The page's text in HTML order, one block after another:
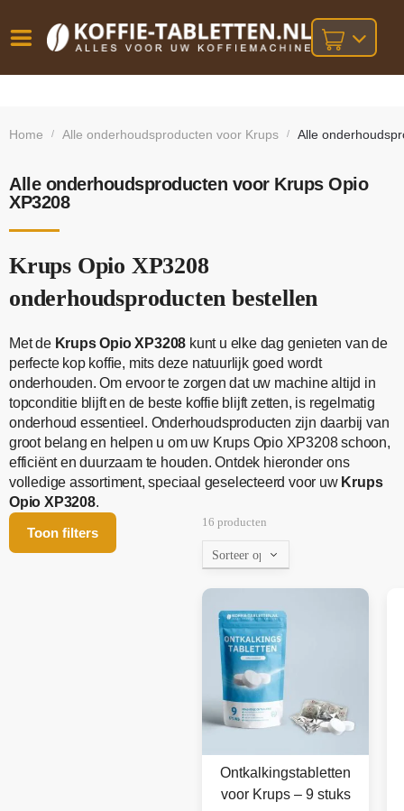
besteld,
bij orders
Home / Alle onderhoudsproducten voor Krups / Alle
Alle onderhoudsproducten voor Krups Opio
XP3208
Krups Opio XP3208
onderhoudsproducten bestellen
Met de Krups Opio XP3208 kunt u elke dag genieten van de
perfecte kop koffie, mits deze natuurlijk goed wordt
onderhouden. Om ervoor te zorgen dat uw machine altijd in
topconditie blijft en de beste koffie blijft zetten, is regelmatig
onderhoud essentieel. Onderhoudsproducten zijn daarbij van
groot belang en helpen u om uw Krups Opio XP3208 schoon,
efficiënt en duurzaam te houden. Ontdek hieronder ons
volledige assortiment, speciaal geselecteerd voor uw Krups
Opio XP3208.
Toon filters
16 producten
Ontkalkingstabletten
voor Krups – 9 stuks